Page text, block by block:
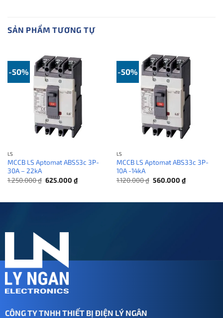
SẢN PHẨM TƯƠNG TỰ
-50%
LS
MCCB LS Aptomat ABS53c 3P-
30A – 22kA
1.250.000₫ Giá
gốc
625.000 ₫Giá
hiện
625.000 ₫.
-50%
LS
MCCB LS Aptomat ABS33c 3P-
10A -14kA
1.120.000₫ Giá
gốc
560.000 ₫Giá
hiện
560.000 ₫.
CÔNG TY TNHH THIẾT BỊ ĐIỆN LÝ NGÂN